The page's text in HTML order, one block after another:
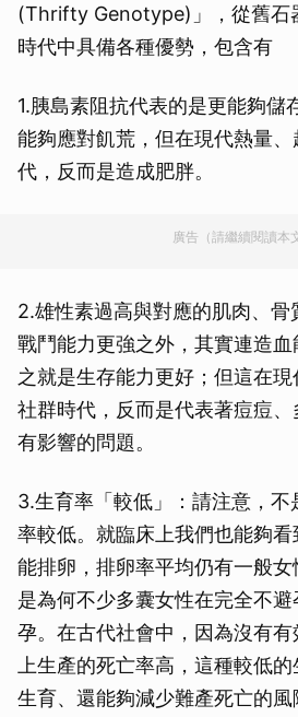
(Thrifty Genotype)」，從舊石
時代中具備各種優勢，包含有
1.胰島素阻抗代表的是更能夠儲
能夠應對飢荒，但在現代熱量
代，反而是造成肥胖。
廣告（請繼續閱讀本
2.雄性素過高與對應的肌肉、骨
戰鬥能力更強之外，其實連造
之就是生存能力更好；但這在
社群時代，反而是代表著痘痘
有影響的問題。
3.生育率「較低」：請注意，
率較低。就臨床上我們也能夠
能排卵，排卵率平均仍有一般
是為何不少多囊女性在完全不
孕。在古代社會中，因為沒有
上生產的死亡率高，這種較低
生育、還能夠減少難產死亡的